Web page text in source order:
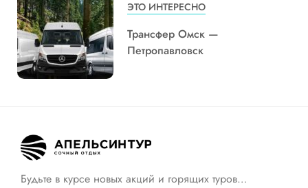
ЭТО ИНТЕРЕСНО
Трансфер Омск —
Петропавловск
Будьте в курсе новых акций и горящих туров…